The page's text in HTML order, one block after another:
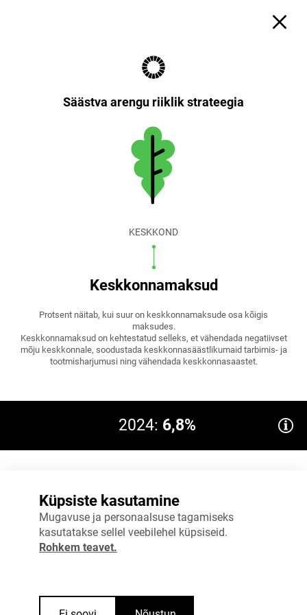
Säästva arengu riiklik strateegia
KESKKOND
Keskkonnamaksud
Protsent näitab, kui suur on keskkonnamaksude osa kõigis
maksudes.
Keskkonnamaksud on kehtestatud selleks, et vähendada negatiivset
mõju keskkonnale, soodustada keskkonnasäästlikumaid tarbimis- ja
tootmisharjumusi ning vähendada keskkonnasaastet.
2024: 6,8%
4%
6%
Küpsiste kasutamine
Mugavuse ja personaalsuse tagamiseks
kasutatakse sellel veebilehel küpsiseid.
Rohkem teavet.